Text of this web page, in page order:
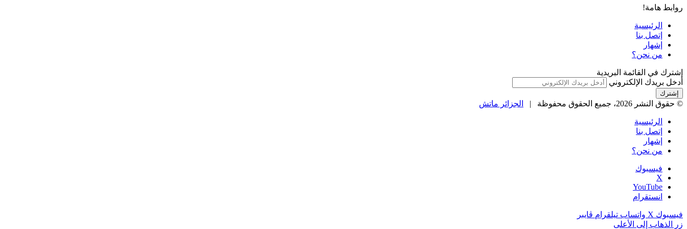
روابط هامة!
الرئيسية
إتصل بنا
إشهار
من نحن؟
إشترك في القائمة البريدية
أدخل بريدك الإلكتروني
© حقوق النشر 2026، جميع الحقوق محفوظة | الجزائر ماتش
الرئيسية
إتصل بنا
إشهار
من نحن؟
فيسبوك
‫X
‫YouTube
انستقرام
فيسبوك ‫X واتساب تيلقرام ڤايبر
زر الذهاب إلى الأعلى